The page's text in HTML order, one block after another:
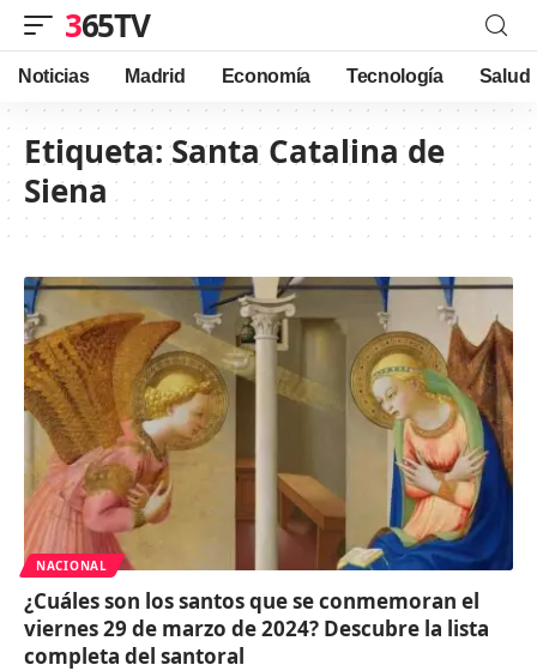
365TV
Noticias Madrid Economía Tecnología Salud
Etiqueta:Santa Catalina de
Siena
NACIONAL
¿Cuáles son los santos que se conmemoran el
viernes 29 de marzo de 2024? Descubre la lista
completa del santoral